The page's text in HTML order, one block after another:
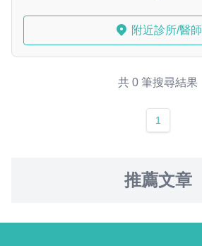
附近診所/醫師
共 0 筆搜尋結果
1
推薦文章